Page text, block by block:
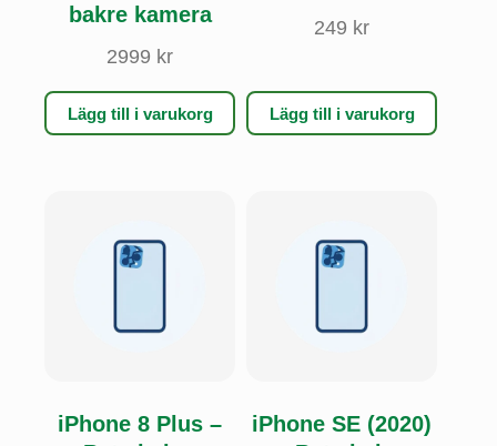
bakre kamera
2999 kr
Lägg till i varukorg
249 kr
Lägg till i varukorg
iPhone 8 Plus –
iPhone SE (2020)